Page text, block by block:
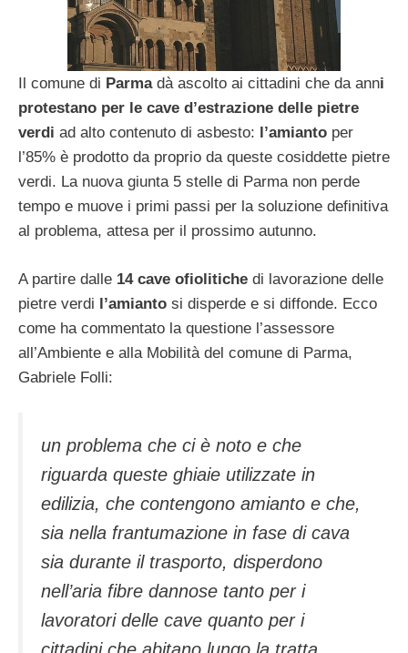
Il comune di Parmadà ascolto ai cittadini che da anni
protestano per le cave d’estrazione delle pietre
verdi ad alto contenuto di asbesto: l’amianto per
l’85% è prodotto da proprio da queste cosiddette pietre
verdi. La nuova giunta 5 stelle di Parma non perde
tempo e muove i primi passi per la soluzione definitiva
al problema, attesa per il prossimo autunno.
A partire dalle 14 cave ofiolitiche di lavorazione delle
pietre verdi l’amianto si disperde e si diffonde. Ecco
come ha commentato la questione l’assessore
all’Ambiente e alla Mobilità del comune di Parma,
Gabriele Folli:
un problema che ci è noto e che
riguarda queste ghiaie utilizzate in
edilizia, che contengono amianto e che,
sia nella frantumazione in fase di cava
sia durante il trasporto, disperdono
nell’aria fibre dannose tanto per i
lavoratori delle cave quanto per i